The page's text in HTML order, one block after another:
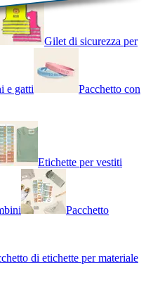
Gilet di sicurezza per
e gatti
Pacchetto con
Etichette per vestiti
Pacchetto
di etichette per materiale